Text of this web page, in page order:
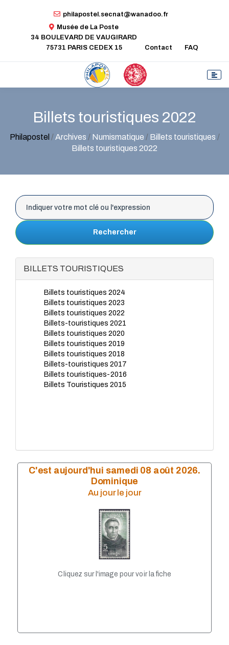
philapostel.secnat@wanadoo.fr
Musée de La Poste
34 BOULEVARD DE VAUGIRARD
75731 PARIS CEDEX 15
Contact FAQ
Billets touristiques 2022
Philapostel /Archives / Numismatique / Billets touristiques /
Billets touristiques 2022
Rechercher
BILLETS TOURISTIQUES
Billets touristiques 2024
Billets touristiques 2023
Billets touristiques 2022
Billets-touristiques 2021
Billets touristiques 2020
Billets touristiques 2019
Billets touristiques 2018
Billets-touristiques 2017
Billets touristiques-2016
Billets Touristiques 2015
C'est aujourd'hui samedi 08 août 2026.
Dominique
Au jour le jour
Cliquez sur l'image pour voir la fiche